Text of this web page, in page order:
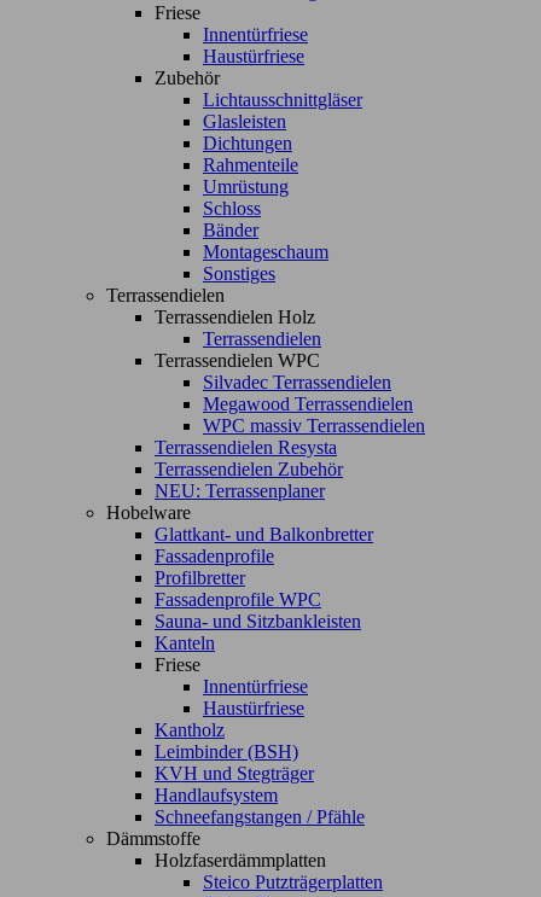
Friese
Innentürfriese
Haustürfriese
Zubehör
Lichtausschnittgläser
Glasleisten
Dichtungen
Rahmenteile
Umrüstung
Schloss
Bänder
Montageschaum
Sonstiges
Terrassendielen
Terrassendielen Holz
Terrassendielen
Terrassendielen WPC
Silvadec Terrassendielen
Megawood Terrassendielen
WPC massiv Terrassendielen
Terrassendielen Resysta
Terrassendielen Zubehör
NEU: Terrassenplaner
Hobelware
Glattkant- und Balkonbretter
Fassadenprofile
Profilbretter
Fassadenprofile WPC
Sauna- und Sitzbankleisten
Kanteln
Friese
Innentürfriese
Haustürfriese
Kantholz
Leimbinder (BSH)
KVH und Stegträger
Handlaufsystem
Schneefangstangen / Pfähle
Dämmstoffe
Holzfaserdämmplatten
Steico Putzträgerplatten